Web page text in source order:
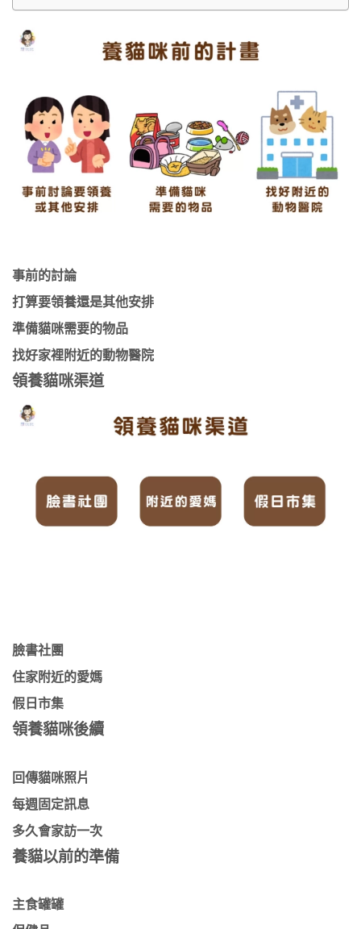
事前的討論
打算要領養還是其他安排
準備貓咪需要的物品
找好家裡附近的動物醫院
領養貓咪渠道
臉書社團
住家附近的愛媽
假日市集
領養貓咪後續
回傳貓咪照片
每週固定訊息
多久會家訪一次
養貓以前的準備
主食罐罐